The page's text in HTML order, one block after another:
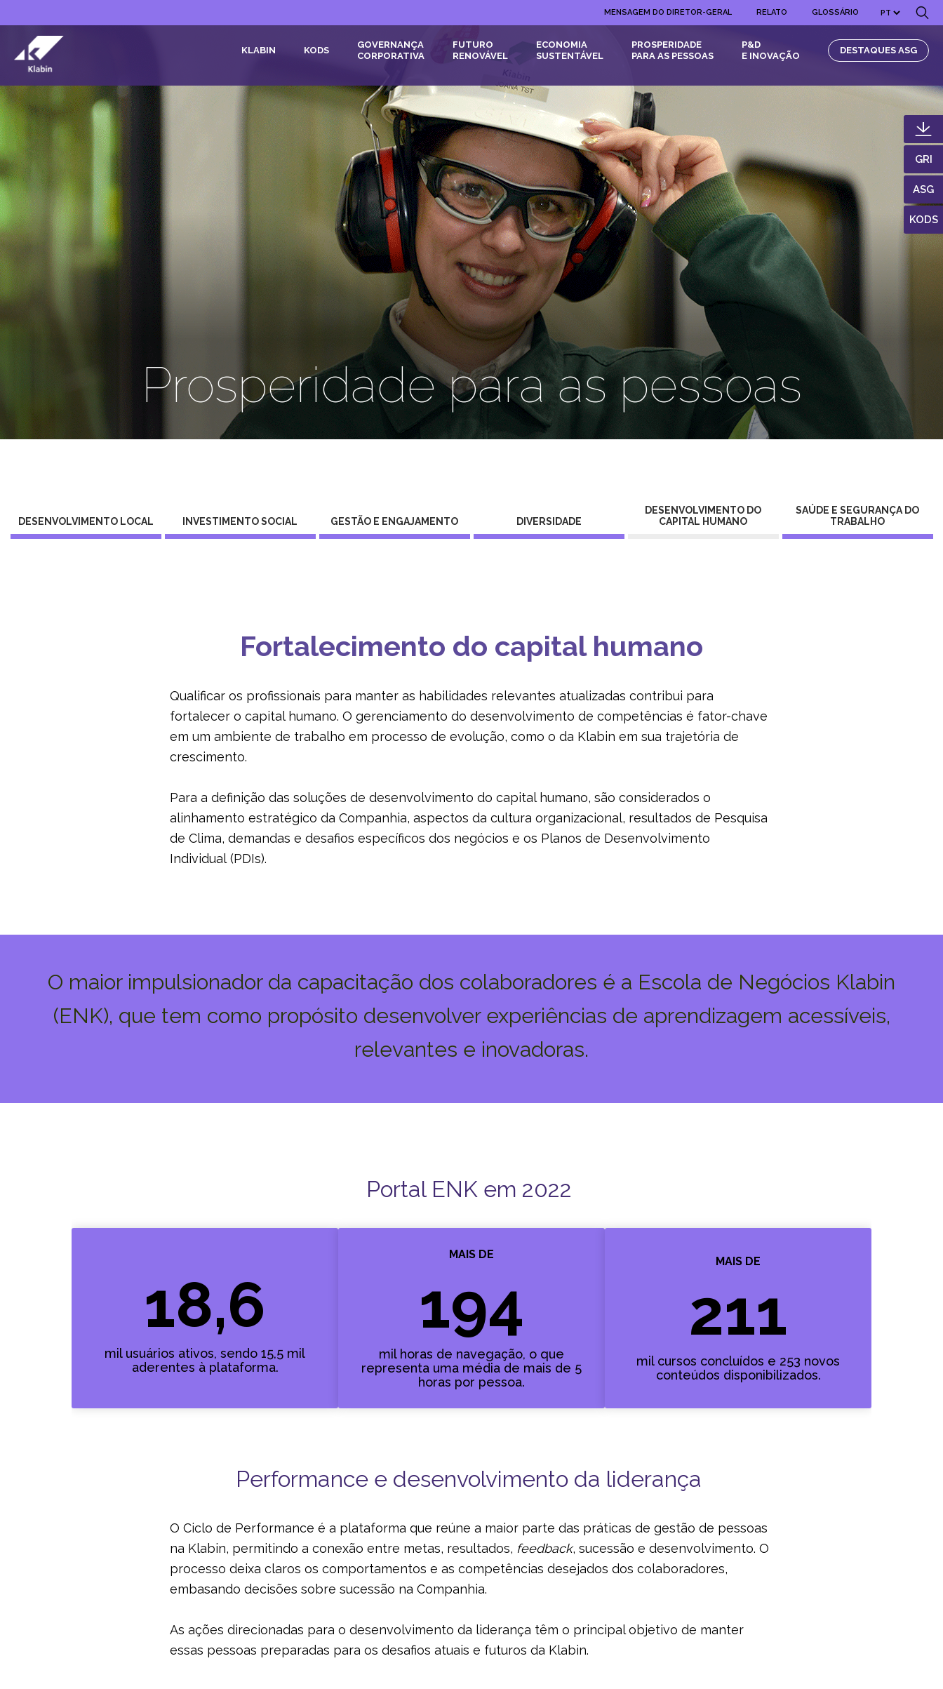
MENSAGEM DO DIRETOR-GERAL RELATO GLOSSÁRIO
KLABIN KODS
GOVERNANÇA
CORPORATIVA
FUTURO
RENOVÁVEL
ECONOMIA
SUSTENTÁVEL
PROSPERIDADE
PARA AS PESSOAS
P&D
E INOVAÇÃO
DESTAQUES ASG
Prosperidade para as pessoas
GRI
ASG
KODS
DESENVOLVIMENTO LOCAL INVESTIMENTO SOCIAL GESTÃO E ENGAJAMENTO DIVERSIDADE
DESENVOLVIMENTO DO
CAPITAL HUMANO
SAÚDE E SEGURANÇA DO
TRABALHO
Fortalecimento do capital humano
Qualificar os profissionais para manter as habilidades relevantes atualizadas contribui para
fortalecer o capital humano. O gerenciamento do desenvolvimento de competências é fator-chave
em um ambiente de trabalho em processo de evolução, como o da Klabin em sua trajetória de
crescimento.
Para a definição das soluções de desenvolvimento do capital humano, são considerados o
alinhamento estratégico da Companhia, aspectos da cultura organizacional, resultados de Pesquisa
de Clima, demandas e desafios específicos dos negócios e os Planos de Desenvolvimento
Individual (PDIs).
O maior impulsionador da capacitação dos colaboradores é a Escola de Negócios Klabin
(ENK), que tem como propósito desenvolver experiências de aprendizagem acessíveis,
relevantes e inovadoras.
Portal ENK em 2022
18,6
mil usuários ativos, sendo 15,5 mil
aderentes à plataforma.
MAIS DE
194
mil horas de navegação, o que
representa uma média de mais de 5
horas por pessoa.
MAIS DE
211
mil cursos concluídos e 253 novos
conteúdos disponibilizados.
Performance e desenvolvimento da liderança
O Ciclo de Performance é a plataforma que reúne a maior parte das práticas de gestão de pessoas
na Klabin, permitindo a conexão entre metas, resultados, feedback, sucessão e desenvolvimento. O
processo deixa claros os comportamentos e as competências desejados dos colaboradores,
embasando decisões sobre sucessão na Companhia.
As ações direcionadas para o desenvolvimento da liderança têm o principal objetivo de manter
essas pessoas preparadas para os desafios atuais e futuros da Klabin.